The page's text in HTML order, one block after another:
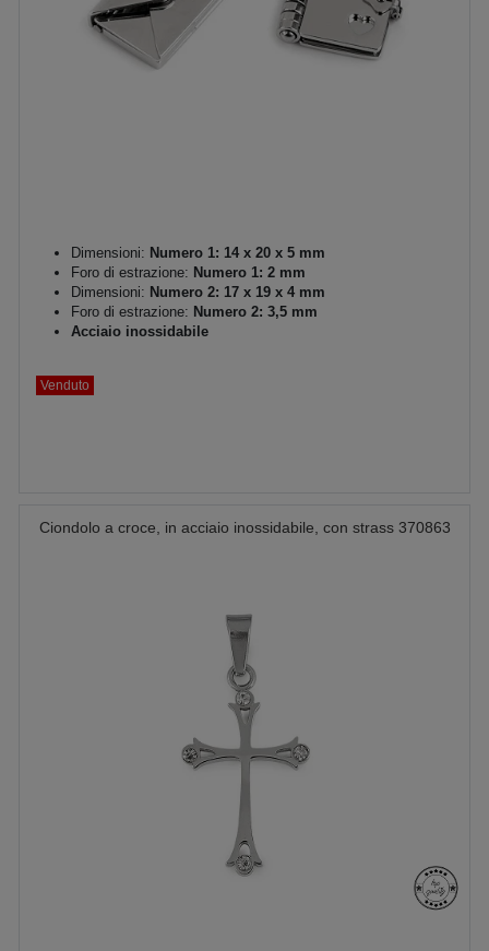
Dimensioni: Numero 1: 14 x 20 x 5 mm
Foro di estrazione: Numero 1: 2 mm
Dimensioni: Numero 2: 17 x 19 x 4 mm
Foro di estrazione: Numero 2: 3,5 mm
Acciaio inossidabile
Venduto
Ciondolo a croce, in acciaio inossidabile, con strass 370863